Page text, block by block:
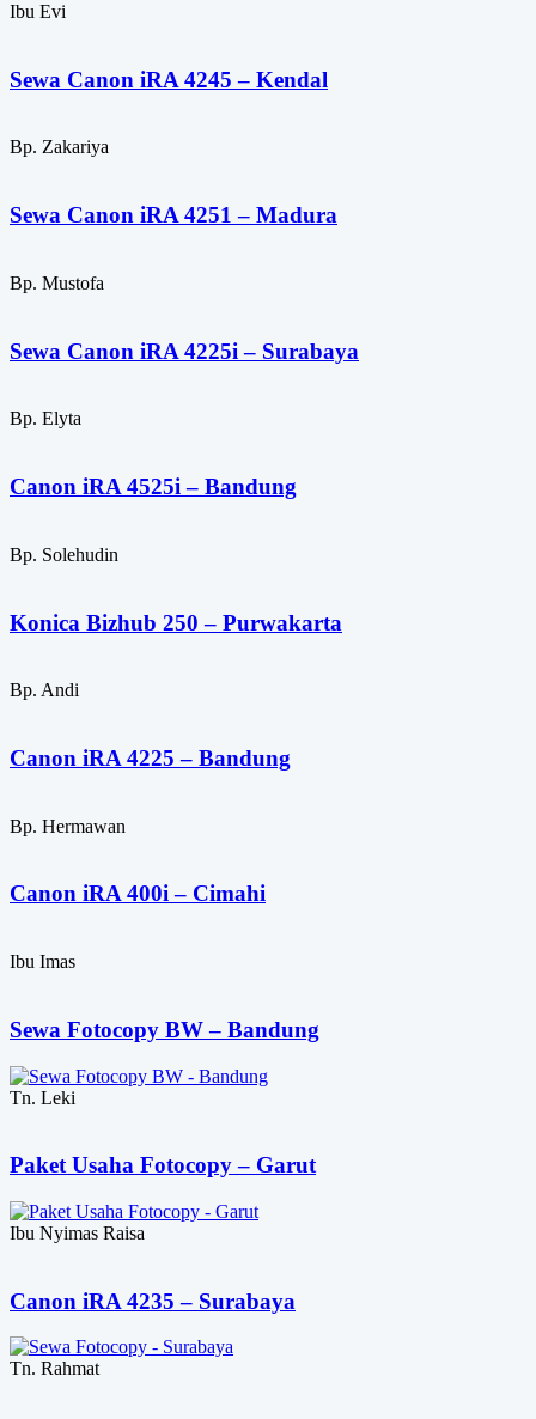
Ibu Evi
Sewa Canon iRA 4245 – Kendal
Bp. Zakariya
Sewa Canon iRA 4251 – Madura
Bp. Mustofa
Sewa Canon iRA 4225i – Surabaya
Bp. Elyta
Canon iRA 4525i – Bandung
Bp. Solehudin
Konica Bizhub 250 – Purwakarta
Bp. Andi
Canon iRA 4225 – Bandung
Bp. Hermawan
Canon iRA 400i – Cimahi
Ibu Imas
Sewa Fotocopy BW – Bandung
Tn. Leki
Paket Usaha Fotocopy – Garut
Ibu Nyimas Raisa
Canon iRA 4235 – Surabaya
Tn. Rahmat